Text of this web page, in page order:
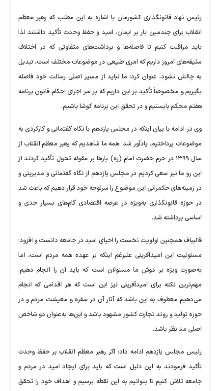
رئیس نهاد قانونگذاری کشورمان با اشاره به این مطلب که رهبر معظم
انقلاب برای چندمین بار بر ایمان، امید و حفظ وحدت تأکید داشتند لذا
باید مراقبت کنیم تا فاصله‌ها و برداشت‌های متفاوتی که در اختلاف
سلیقه‌های امروز داریم که امری طبیعی در موضوعات مختلف است، تبدیل
به چالش نشود، عنوان کرد: ما نباید از مسیر اصلی رسالت خود فاصله
بگیریم و مخصوصاً تأکید بر این داریم که بر سر اجرای احکام قانون برنامه
هفتم محکم بایستیم و در تحقق این برنامه کوشا باشیم.
وی در ادامه با بیان اینکه در مجلس یازدهم با نگاه گفتمانی و کارکردی به
موضوعات پرداختیم، یادآور شد: همه ما شاهدیم که رهبر معظم انقلاب از
سال ۱۳۹۹ در حرم حضرت امام (ره) بار‌ها بر مقوله تحول تأکید کردند از
این رو ما نیز سعی کردیم در مجلس یازدهم از نگاه گفتمانی و مدیریتی و
در زمینه‌های حکمرانی این موضوع را سرلوحه خود قرار دهیم که باعث شد
در حوزه قانونگذاری به‌ویژه در عرصه اقتصادی گام‌های بسیار جدی و
اساسی برداشته شد.
قالیباف همچنین اولویت نخست را احیای امید در جامعه دانست و افزود:
مسئولیت این امیدآفرینی علیرغم اینکه بر عهده همه مردم است، اما
به‌صورت ویژه بر دوش ما مسئولان است که باید آن را انجام دهیم.
مهم‌ترین نکته برای امیدآفرینی نیز این است که هر اقدامی که انجام
می‌دهیم معطوف به این باشد که آثار آن در سفره و معیشت مردم و در
حوزه تولید و روند تجارت کشور مشهود باشد و این‌ها به‌عنوان دو شاخص
اصلی مد نظر باشد.
رئیس مجلس یازدهم ادامه داد: اگر رهبر معظم انقلاب بر حفظ وحدت
تأکید فرمودند به این دلیل است که باید برای ایجاد امید در مردم و
جامعه تلاش کنیم تا بتوانیم به این نقطه برسیم و اهداف خود را تحقق